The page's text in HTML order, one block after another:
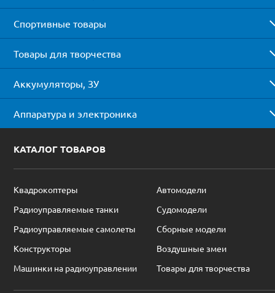
Спортивные товары
Товары для творчества
Аккумуляторы, ЗУ
Аппаратура и электроника
КАТАЛОГ ТОВАРОВ
Квадрокоптеры
Автомодели
Радиоуправляемые танки
Судомодели
Радиоуправляемые самолеты
Сборные модели
Конструкторы
Воздушные змеи
Машинки на радиоуправлении
Товары для творчества